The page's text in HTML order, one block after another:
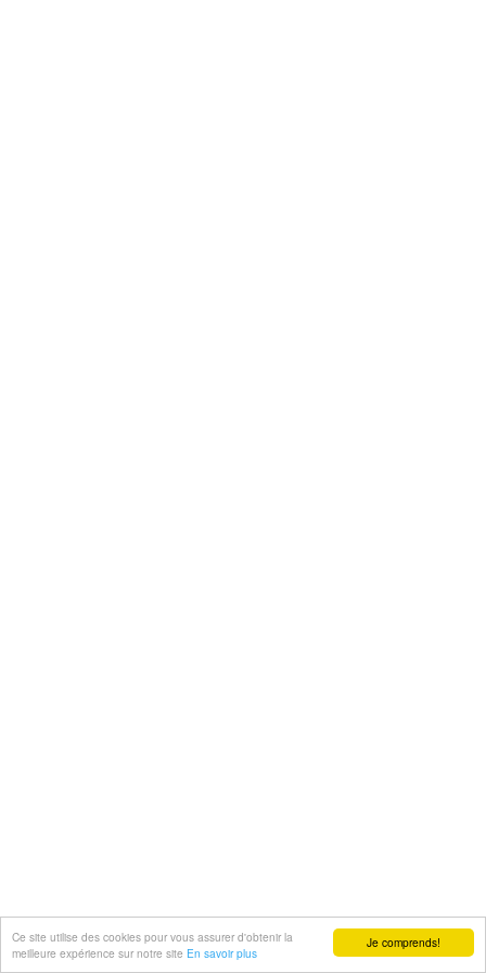
Je comprends!
Ce site utilise des cookies pour vous assurer d'obtenir la
meilleure expérience sur notre site En savoir plus